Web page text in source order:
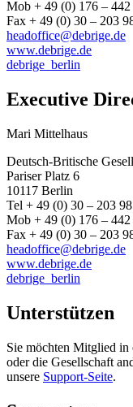
Mob + 49 (0) 176 – 442
Fax + 49 (0) 30 – 203
headoffice@debrige.de
www.debrige.de
debrige_berlin
Executive
Mari Mittelhaus
Deutsch-Britische
Pariser Platz 6
10117 Berlin
Tel + 49 (0) 30 – 203
Mob + 49 (0) 176 – 442
Fax + 49 (0) 30 – 203
headoffice@debrige.de
www.debrige.de
debrige_berlin
Unterstützen
Sie möchten Mitglied in
oder die Gesellschaft
unsere Support-Seite.